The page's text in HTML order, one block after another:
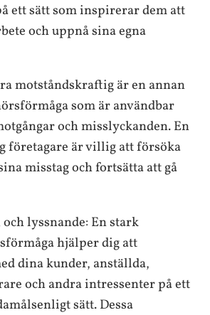
ett sätt som inspirerar dem att
och uppnå sina egna
motståndskraftig är en annan
som är användbar
och misslyckanden. En
företagare är villig att försöka
misstag och fortsätta att gå
lyssnande: En stark
hjälper dig att
dina kunder, anställda,
och andra intressenter på ett
sätt. Dessa